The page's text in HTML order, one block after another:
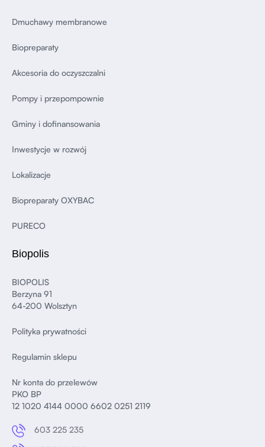
Dmuchawy membranowe
Biopreparaty
Akcesoria do oczyszczalni
Pompy i przepompownie
Gminy i dofinansowania
Inwestycje w rozwój
Lokalizacje
Biopreparaty OXYBAC
PURECO
Biopolis
BIOPOLIS
Berzyna 91
64-200 Wolsztyn
Polityka prywatności
Regulamin sklepu
Nr konta do przelewów
PKO BP
12 1020 4144 0000 6602 0251 2119
603 225 235